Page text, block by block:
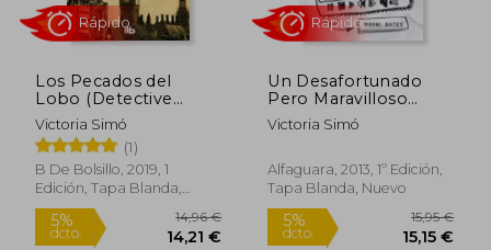
Los Pecados del
Lobo (Detective
William Monk 5)
Victoria Simó
(1)
B De Bolsillo, 2019, 1
Edición, Tapa Blanda,
Nuevo
Un Desafortunado
Pero Maravilloso
Incidente
Victoria Simó
Alfaguara, 2013, 1º Edición,
Tapa Blanda, Nuevo